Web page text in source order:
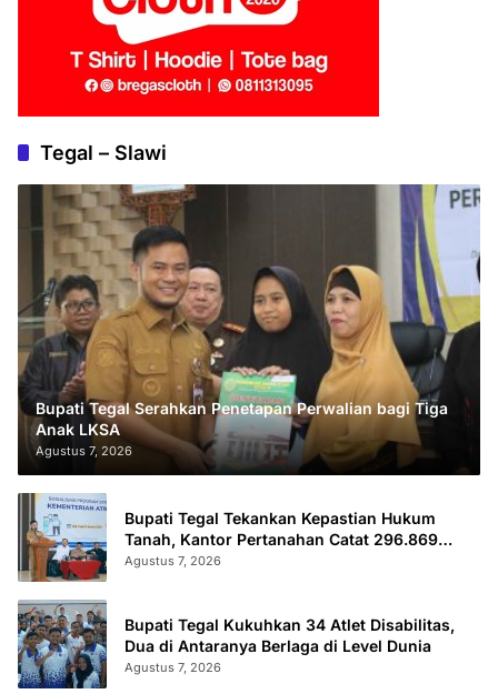
Tegal – Slawi
Bupati Tegal Serahkan Penetapan Perwalian bagi Tiga
Anak LKSA
Agustus 7, 2026
Bupati Tegal Tekankan Kepastian Hukum
Tanah, Kantor Pertanahan Catat 296.869
Sertifikat Terbit
Agustus 7, 2026
Bupati Tegal Kukuhkan 34 Atlet Disabilitas,
Dua di Antaranya Berlaga di Level Dunia
Agustus 7, 2026